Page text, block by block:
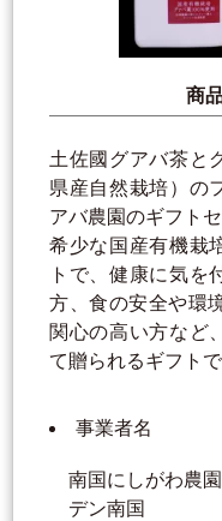
商
土佐國グアバ茶と
県産自然栽培）の
アバ農園のギフトセ
希少な国産有機栽
トで、健康に気を
方、食の安全や環
関心の高い方など
て贈られるギフトで
事業者名
南国にしがわ農
デン南国